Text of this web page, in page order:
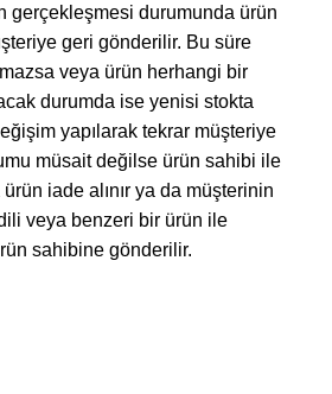
gerçekleşmesi durumunda ürün
geri gönderilir. Bu süre
veya ürün herhangi bir
durumda ise yenisi stokta
yapılarak tekrar müşteriye
müsait değilse ürün sahibi ile
iade alınır ya da müşterinin
veya benzeri bir ürün ile
sahibine gönderilir.